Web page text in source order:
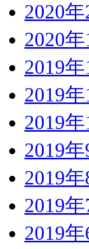
2020年
2020年
2019年
2019年
2019年
2019年
2019年
2019年
2019年